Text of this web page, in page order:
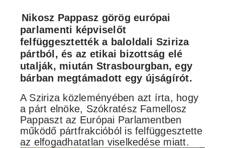
Nikosz Pappasz görög európai
parlamenti képviselőt
felfüggesztették a baloldali Sziriza
pártból, és az etikai bizottság elé
utalják, miután Strasbourgban, egy
bárban megtámadott egy újságírót.
A Sziriza közleményében azt írta, hogy
a párt elnöke, Szókratész Famellosz
Pappaszt az Európai Parlamentben
működő pártfrakcióból is felfüggesztette
az elfogadhatatlan viselkedése miatt.